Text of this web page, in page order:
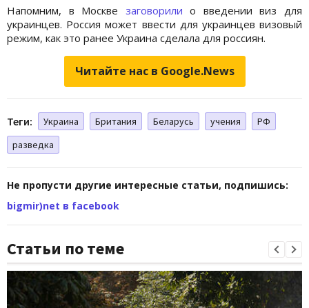
Напомним, в Москве заговорили о введении виз для
украинцев. Россия может ввести для украинцев визовый
режим, как это ранее Украина сделала для россиян.
Читайте нас в Google.News
Теги: Украина Британия Беларусь учения
РФ
разведка
Не пропусти другие интересные статьи, подпишись:
bigmir)net в facebook
Статьи по теме